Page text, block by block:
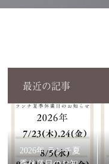
最近の記事
2026年 ランチ夏